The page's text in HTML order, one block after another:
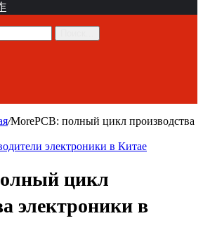
/MorePCB: полный цикл производства
электроники в Китае
цикл
электроники в